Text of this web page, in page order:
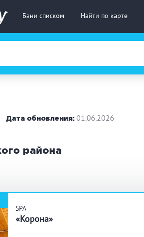
Бани списком Найти по карте
Массаж
Кедровая бочка
Дата обновления: 01.06.2026
района
SPA
«Корона»